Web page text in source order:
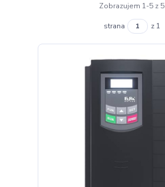
Zobrazujem 1-5 z 5
strana z 1